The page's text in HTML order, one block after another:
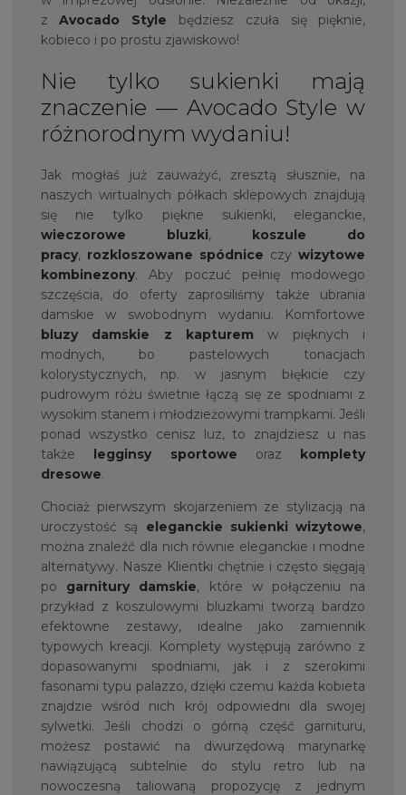
zAvocado Style będziesz czuła się pięknie,
kobieco i po prostu zjawiskowo!
Nie tylko sukienki mają
znaczenie — Avocado Style w
różnorodnym wydaniu!
Jak mogłaś już zauważyć, zresztą słusznie, na
naszych wirtualnych półkach sklepowych znajdują
się nie tylko piękne sukienki, eleganckie,
wieczorowe bluzki, koszule do
pracy, rozkloszowane spódnice czywizytowe
kombinezony. Aby poczuć pełnię modowego
szczęścia, do oferty zaprosiliśmy także ubrania
damskie w swobodnym wydaniu. Komfortowe
bluzy damskie z kapturem w pięknych i
modnych, bo pastelowych tonacjach
kolorystycznych, np. w jasnym błękicie czy
pudrowym różu świetnie łączą się ze spodniami z
wysokim stanem i młodzieżowymi trampkami. Jeśli
ponad wszystko cenisz luz, to znajdziesz u nas
także
legginsy sportowe oraz komplety
dresowe.
Chociaż pierwszym skojarzeniem ze stylizacją na
uroczystość są eleganckie sukienki wizytowe,
można znaleźć dla nich równie eleganckie i modne
alternatywy. Nasze Klientki chętnie i często sięgają
po garnitury damskie, które w połączeniu na
przykład z koszulowymi bluzkami tworzą bardzo
efektowne zestawy, idealne jako zamiennik
typowych kreacji. Komplety występują zarówno z
dopasowanymi spodniami, jak i z szerokimi
fasonami typu palazzo, dzięki czemu każda kobieta
znajdzie wśród nich krój odpowiedni dla swojej
sylwetki. Jeśli chodzi o górną część garnituru,
możesz postawić na dwurzędową marynarkę
nawiązującą subtelnie do stylu retro lub na
nowoczesną taliowaną propozycję z jednym